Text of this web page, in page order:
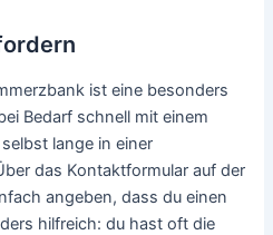
ist eine besonders
Bedarf schnell mit einem
lange in einer
das Kontaktformular auf der
angeben, dass du einen
hilfreich: du hast oft die